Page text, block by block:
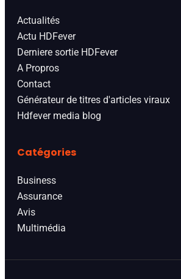
Actualités
Actu HDFever
Derniere sortie HDFever
A Propros
Contact
Générateur de titres d'articles viraux
Hdfever media blog
Catégories
Business
Assurance
Avis
Multimédia